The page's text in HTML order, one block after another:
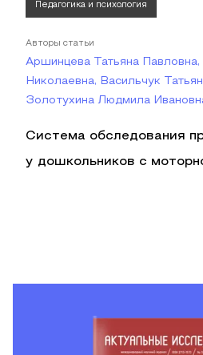
Педагогика и психология
Авторы статьи
Аршинцева Татьяна
Николаевна, Васильчук
Золотухина Людмила
Система обследования
у дошкольников с